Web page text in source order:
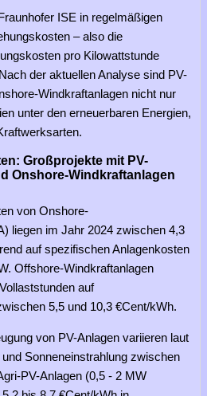
ISE in regelmäßigen
– also die
pro Kilowattstunde
der aktuellen Analyse sind PV-
Windkraftanlagen nicht nur
unter den erneuerbaren Energien,
Großprojekte mit PV-
Onshore-Windkraftanlagen
von Onshore-
liegen im Jahr 2024 zwischen 4,3
auf spezifischen Anlagenkosten
Offshore-Windkraftanlagen
auf
5,5 und 10,3 €Cent/kWh.
von PV-Anlagen variieren laut
Sonneneinstrahlung zwischen
PV-Anlagen (0,5 - 2 MW